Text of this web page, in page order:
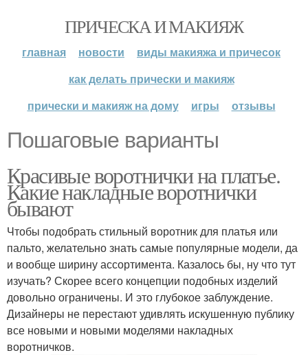
ПРИЧЕСКА И МАКИЯЖ
главная новости
виды макияжа и причесок
как делать прически и макияж
прически и макияж на дому
игры отзывы
Пошаговые варианты
Красивые воротнички на платье.
Какие накладные воротнички
бывают
Чтобы подобрать стильный воротник для платья или
пальто, желательно знать самые популярные модели, да
и вообще ширину ассортимента. Казалось бы, ну что тут
изучать? Скорее всего концепции подобных изделий
довольно ограничены. И это глубокое заблуждение.
Дизайнеры не перестают удивлять искушенную публику
все новыми и новыми моделями накладных
воротничков.